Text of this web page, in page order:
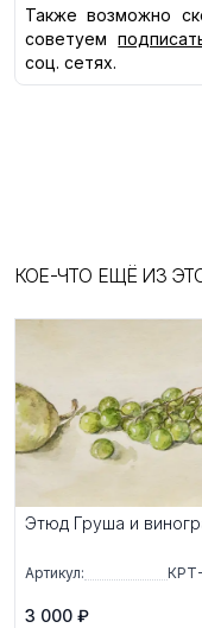
Также возможно
советуем
соц. сетях.
КОЕ-ЧТО ЕЩЁ ИЗ
Этюд Груша и
Артикул:
3 000 ₽